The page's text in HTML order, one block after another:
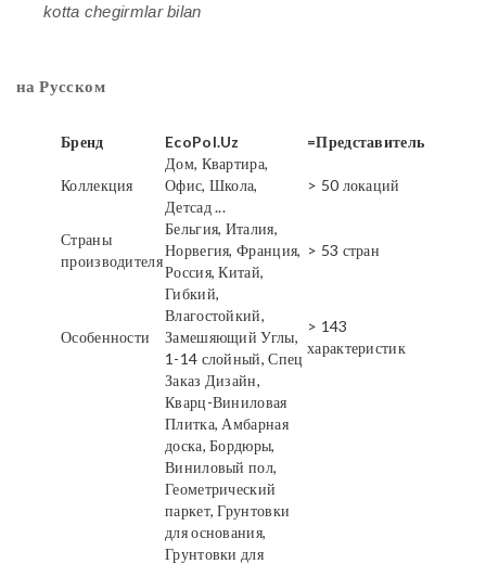
kotta chegirmlar bilan
на Русском
Бренд EcoPol.Uz =Представитель
Коллекция
Дом, Квартира,
Офис, Школа,
Детсад ...
> 50 локаций
Страны
производителя
Бельгия, Италия,
Норвегия, Франция,
Россия, Китай,
> 53 стран
Особенности
Гибкий,
Влагостойкий,
Замешяющий Углы,
1-14 слойный, Спец
Заказ Дизайн,
> 143
характеристик
Кварц-Виниловая
Плитка, Амбарная
доска, Бордюры,
Виниловый пол,
Геометрический
паркет, Грунтовки
для основания,
Грунтовки для